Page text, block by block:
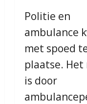
Politie en
ambulance
met spoed
plaatse. Het
is door